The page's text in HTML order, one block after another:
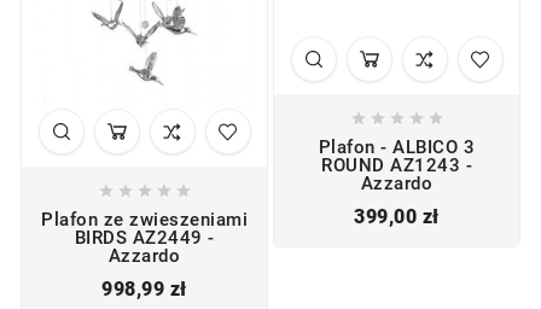
    
Plafon ze zwieszeniami
BIRDS AZ2449 -
Azzardo
998,99 złCena
    
Plafon - ALBICO 3
ROUND AZ1243 -
Azzardo
399,00 złCena